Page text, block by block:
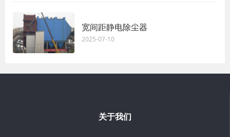
宽间距静电除尘器
2025-07-10
关于我们